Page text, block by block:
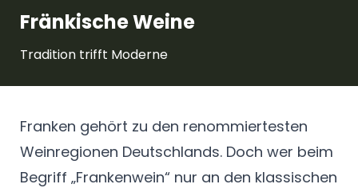
Fränkische Weine
Tradition trifft Moderne
Franken gehört zu den renommiertesten
Weinregionen Deutschlands. Doch wer beim
Begriff „Frankenwein“ nur an den klassischen